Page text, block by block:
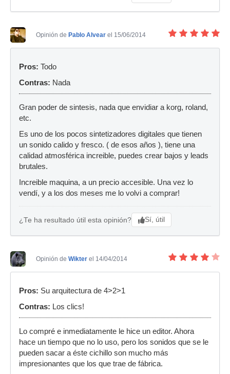
Opinión de Pablo Alvear el 15/06/2014
Pros: Todo
Contras: Nada
Gran poder de sintesis, nada que envidiar a korg, roland,
etc.
Es uno de los pocos sintetizadores digitales que tienen
un sonido calido y fresco. ( de esos años ), tiene una
calidad atmosférica increible, puedes crear bajos y leads
brutales.
Increible maquina, a un precio accesible. Una vez lo
vendí, y a los dos meses me lo volvi a comprar!
¿Te ha resultado útil esta opinión? Sí, útil
Opinión de Wikter el 14/04/2014
Pros: Su arquitectura de 4>2>1
Contras: Los clics!
Lo compré e inmediatamente le hice un editor. Ahora
hace un tiempo que no lo uso, pero los sonidos que se le
pueden sacar a éste cichillo son mucho más
impresionantes que los que trae de fábrica.